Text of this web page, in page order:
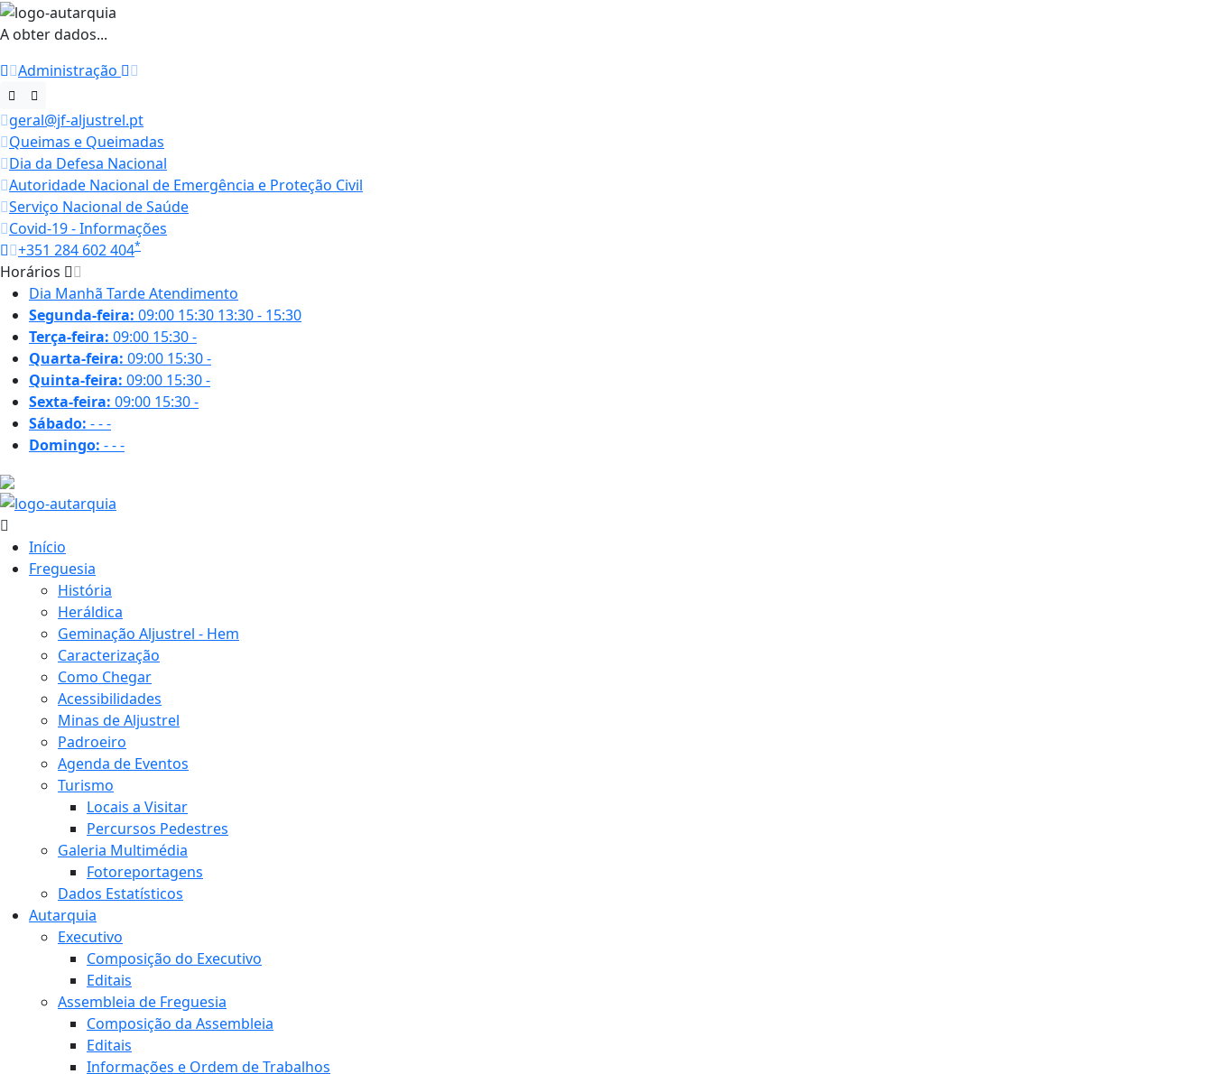
A obter dados...
Administração
geral@jf-aljustrel.pt
Queimas e Queimadas
Dia da Defesa Nacional
Autoridade Nacional de Emergência e Proteção Civil
Serviço Nacional de Saúde
Covid-19 - Informações
+351 284 602 404*
Horários
Dia Manhã TardeAtendimento
Segunda-feira: 09:00 15:30 13:30 - 15:30
Terça-feira: 09:00 15:30-
Quarta-feira: 09:00 15:30-
Quinta-feira: 09:00 15:30-
Sexta-feira: 09:00 15:30-
Sábado: ---
Domingo: ---
Início
Freguesia
História
Heráldica
Geminação Aljustrel - Hem
Caracterização
Como Chegar
Acessibilidades
Minas de Aljustrel
Padroeiro
Agenda de Eventos
Turismo
Locais a Visitar
Percursos Pedestres
Galeria Multimédia
Fotoreportagens
Dados Estatísticos
Autarquia
Executivo
Composição do Executivo
Editais
Assembleia de Freguesia
Composição da Assembleia
Editais
Informações e Ordem de Trabalhos